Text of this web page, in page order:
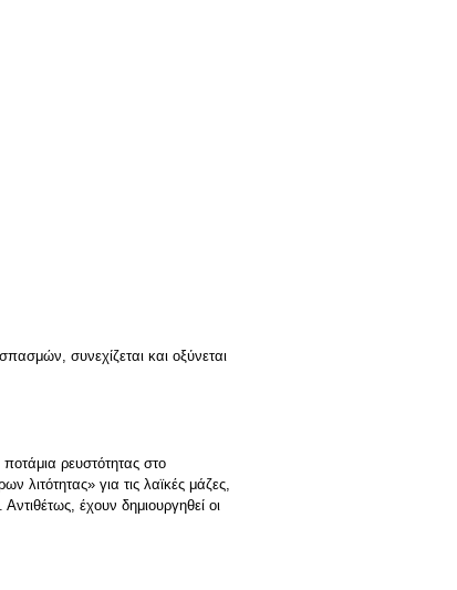
συνεχίζεται και οξύνεται
ρευστότητας στο
για τις λαϊκές μάζες,
έχουν δημιουργηθεί οι